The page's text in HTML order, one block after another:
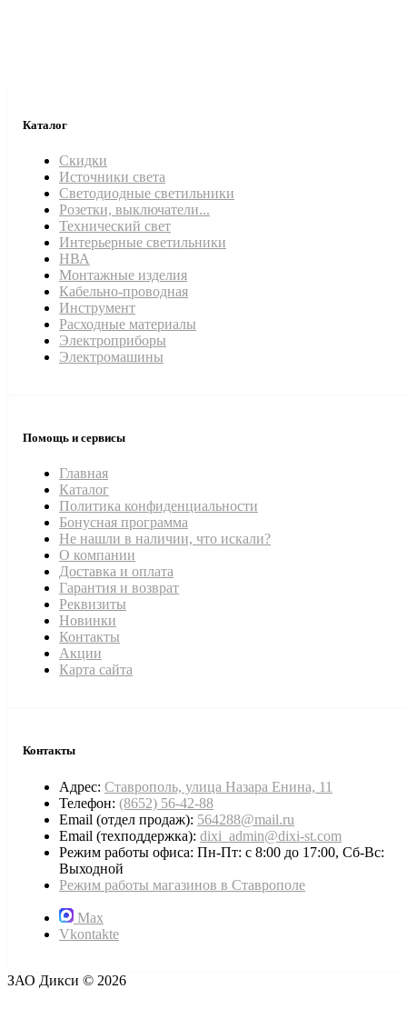
Каталог
Скидки
Источники света
Светодиодные светильники
Розетки, выключатели...
Технический свет
Интерьерные светильники
НВА
Монтажные изделия
Кабельно-проводная
Инструмент
Расходные материалы
Электроприборы
Электромашины
Помощь и сервисы
Главная
Каталог
Политика конфиденциальности
Бонусная программа
Не нашли в наличии, что искали?
О компании
Доставка и оплата
Гарантия и возврат
Реквизиты
Новинки
Контакты
Акции
Карта сайта
Контакты
Адрес: Ставрополь, улица Назара Енина, 11
Телефон: (8652) 56-42-88
Email (отдел продаж): 564288@mail.ru
Email (техподдержка): dixi_admin@dixi-st.com
Режим работы офиса: Пн-Пт: с 8:00 до 17:00, Сб-Вс:
Выходной
Режим работы магазинов в Ставрополе
Max
Vkontakte
ЗАО Дикси © 2026